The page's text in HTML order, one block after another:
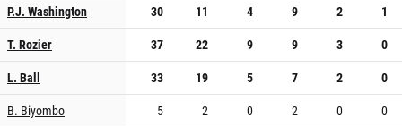
P.J. Washington
30 11 4 9 2
1
T. Rozier
37 22 9 9 3
0
L. Ball
33 19 5 7 2
0
B. Biyombo
5 2 0 2 0
0